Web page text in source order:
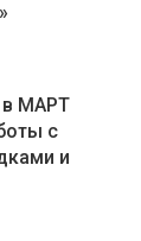
в МАРТ
с
и